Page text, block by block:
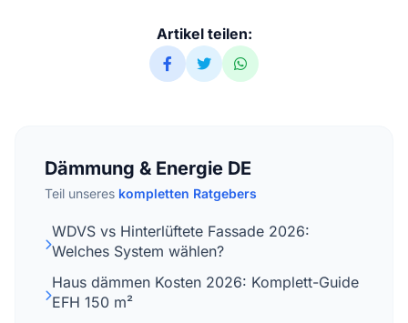
Artikel teilen:
Dämmung & Energie DE
Teil unseres kompletten Ratgebers
WDVS vs Hinterlüftete Fassade 2026:
Welches System wählen?
Haus dämmen Kosten 2026: Komplett-Guide
EFH 150 m²